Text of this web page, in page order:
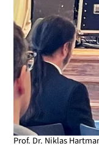
Prof. Dr. Niklas